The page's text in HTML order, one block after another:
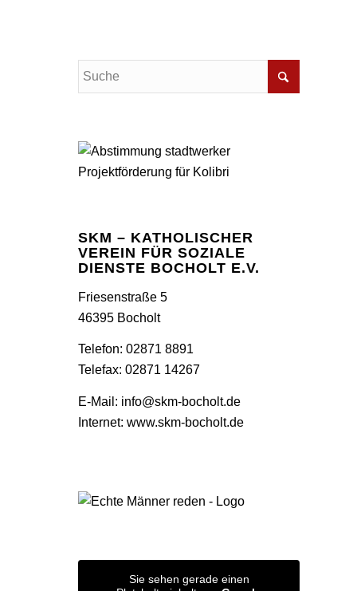
SKM – KATHOLISCHER
VEREIN FÜR SOZIALE
DIENSTE BOCHOLT E.V.
Friesenstraße 5
46395 Bocholt
Telefon: 02871 8891
Telefax: 02871 14267
E-Mail: info@skm-bocholt.de
Internet:www.skm-bocholt.de
Sie sehen gerade einen